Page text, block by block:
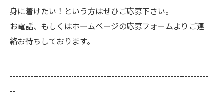
身に着けたい！という方はぜひご応募下さい。
お電話、もしくはホームページの応募フォームよりご連
絡お待ちしております。
--------------------------------------------------------------------
--